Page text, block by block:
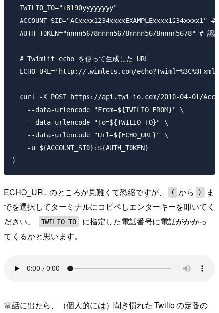
  TWILIO_TO="+8190yyyyyyyy"
ACCOUNT_SID="ACxxxx1234xxxxEXAMPLExxxx1234xxxx1" #
AUTH_TOKEN="nnnn5678nnnn5678nnnn5678nnnn5678" # 認
  # Twimlit echo を使って生成した URL
ECHO_URL='http://twimlets.com/
curl -X POST https://api.twilio.com/2010-04-01/
    --data-urlencode "From=${TWILIO_FROM}" \
    --data-urlencode "To=${TWILIO_TO}" \
    --data-urlencode "Url=${ECHO_URL}" \
    -u ${ACCOUNT_SID}:${AUTH_TOKEN}
ECHO_URL のところが見難くて恐縮ですが、 ( から )
ま
でを選択してターミナルにコピペしエンターキーを叩いてく
ださい。
TWILIO_TO
に指定した電話番号に電話がかかっ
てくるかと思います。
電話に出たら、（個人的には）聞き慣れた Twilio の定番の